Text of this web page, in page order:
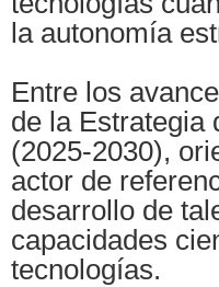
la autonomía
Entre los
de la Estrategia
(2025-2030),
actor de
desarrollo de
capacidades
tecnologías.